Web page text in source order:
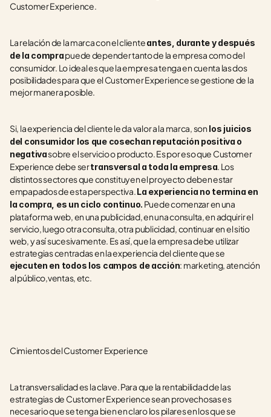
Customer Experience.
La relación de la marca con el cliente antes, durante y después
de la compra puede depender tanto de la empresa como del
consumidor. Lo ideal es que la empresa tenga en cuenta las dos
posibilidades para que el Customer Experience se gestione de la
mejor manera posible.
Si, la experiencia del cliente le da valor a la marca, son los juicios
del consumidor los que cosechan reputación positiva o
negativa sobre el servicio o producto. Es por eso que Customer
Experience debe ser transversal a toda la empresa. Los
distintos sectores que constituyen el proyecto deben estar
empapados de esta perspectiva. La experiencia no termina en
la compra, es un ciclo continuo. Puede comenzar en una
plataforma web, en una publicidad, en una consulta, en adquirir el
servicio, luego otra consulta, otra publicidad, continuar en el sitio
web, y así sucesivamente. Es así, que la empresa debe utilizar
ejecuten en todos los campos de acción: marketing, atención
al público,ventas, etc.
Cimientos del Customer Experience
La transversalidad es la clave. Para que la rentabilidad de las
estrategias de Customer Experience sean provechosas es
necesario que se tenga bien en claro los pilares en los que se